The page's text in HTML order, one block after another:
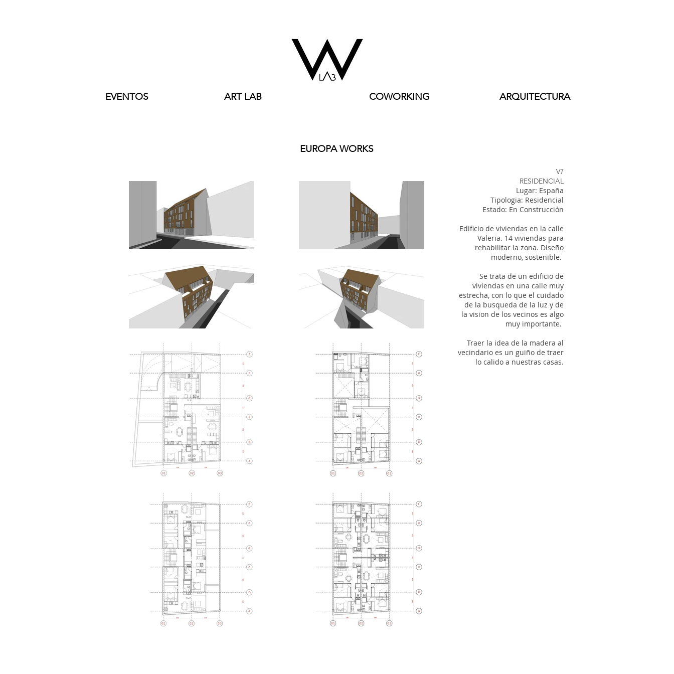
EVENTOS ART LAB COWORKING ARQUITECTURA
EUROPA WORKS
V7
RESIDENCIAL
Lugar: España
Tipologia: Residencial
Estado: En Construcción
Edificio de viviendas en la calle
Valeria. 14 viviendas para
rehabilitar la zona. Diseño
moderno, sostenible.
Se trata de un edificio de
viviendas en una calle muy
estrecha, con lo que el cuidado
de la busqueda de la luz y de
la vision de los vecinos es algo
muy importante.
Traer la idea de la madera al
vecindario es un guiño de traer
lo calido a nuestras casas.